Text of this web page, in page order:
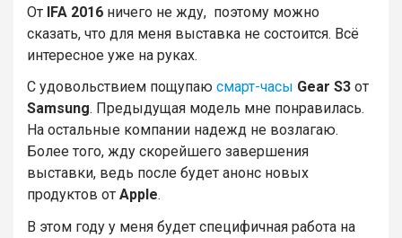
От IFA 2016 ничего не жду, поэтому можно
сказать, что для меня выставка не состоится. Всё
интересное уже на руках.
С удовольствием пощупаю смарт-часы Gear S3 от
Samsung. Предыдущая модель мне понравилась.
На остальные компании надежд не возлагаю.
Более того, жду скорейшего завершения
выставки, ведь после будет анонс новых
продуктов от Apple.
В этом году у меня будет специфичная работа на